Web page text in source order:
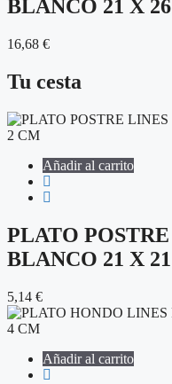
BLANCO 21 X
16,68 €
Tu cesta
Añadir al carrito
PLATO
BLANCO 21 X
5,14 €
Añadir al carrito